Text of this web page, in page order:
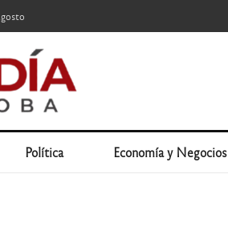
Política Economía y Negocios